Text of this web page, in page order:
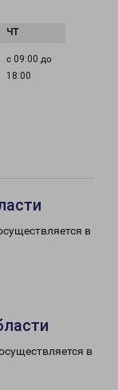
с 09:00 до
18:00
в
в